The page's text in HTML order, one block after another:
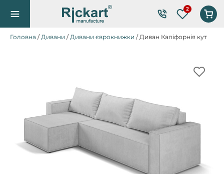
Список
Головна /Дивани /Дивани єврокнижки / Диван Каліфорнія кут